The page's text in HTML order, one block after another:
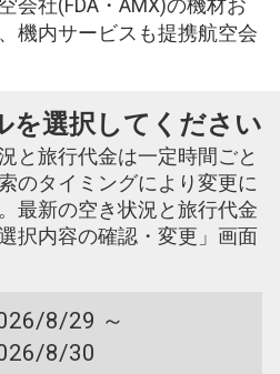
会社(FDA・AMX)の機材お
機内サービスも提携航空会
を選択してください
と旅行代金は一定時間ごと
のタイミングにより変更に
最新の空き状況と旅行代金
択内容の確認・変更」画面
8/29 ～
8/30